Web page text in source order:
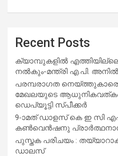
Recent Posts
ക്യാമ്പുകളിൽ
നൽകും-മന്ത്രി എ.പി.
പരമ്പരാഗത നെയ്ത്തുകാരെ
മേഖലയുടെ
ഡെപ്യൂട്ടി സ്പീക്കർ
9-ാമത് ഡാളസ് കെ ഇ സി
കൺവെൻഷനു
പുസ്തക പരിചയം :
ഡാലസ്